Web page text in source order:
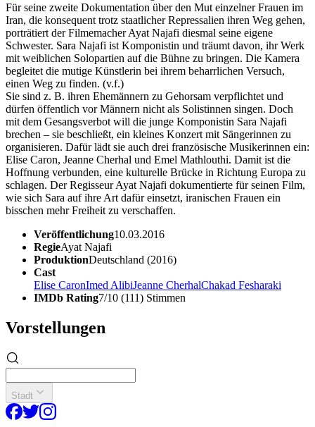
Für seine zweite Dokumentation über den Mut einzelner Frauen im
Iran, die konsequent trotz staatlicher Repressalien ihren Weg gehen,
porträtiert der Filmemacher Ayat Najafi diesmal seine eigene
Schwester. Sara Najafi ist Komponistin und träumt davon, ihr Werk
mit weiblichen Solopartien auf die Bühne zu bringen. Die Kamera
begleitet die mutige Künstlerin bei ihrem beharrlichen Versuch,
einen Weg zu finden. (v.f.)
Sie sind z. B. ihren Ehemännern zu Gehorsam verpflichtet und
dürfen öffentlich vor Männern nicht als Solistinnen singen. Doch
mit dem Gesangsverbot will die junge Komponistin Sara Najafi
brechen – sie beschließt, ein kleines Konzert mit Sängerinnen zu
organisieren. Dafür lädt sie auch drei französische Musikerinnen ein:
Elise Caron, Jeanne Cherhal und Emel Mathlouthi. Damit ist die
Hoffnung verbunden, eine kulturelle Brücke in Richtung Europa zu
schlagen. Der Regisseur Ayat Najafi dokumentierte für seinen Film,
wie sich Sara auf ihre Art dafür einsetzt, iranischen Frauen ein
bisschen mehr Freiheit zu verschaffen.
Veröffentlichung10.03.2016
RegieAyat Najafi
ProduktionDeutschland (2016)
Cast
Elise CaronImed AlibiJeanne CherhalChakad Fesharaki
IMDb Rating7/10 (111) Stimmen
Vorstellungen
Stadt